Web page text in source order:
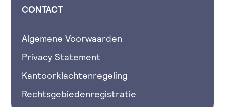
CONTACT
Algemene Voorwaarden
Privacy Statement
Kantoorklachtenregeling
Rechtsgebiedenregistratie